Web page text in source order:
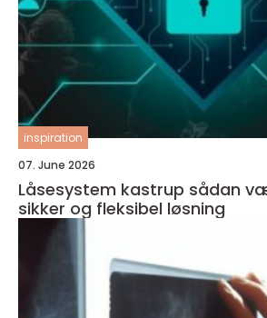
inspiration
07. June 2026
Låsesystem kastrup sådan vælger du en
sikker og fleksibel løsning